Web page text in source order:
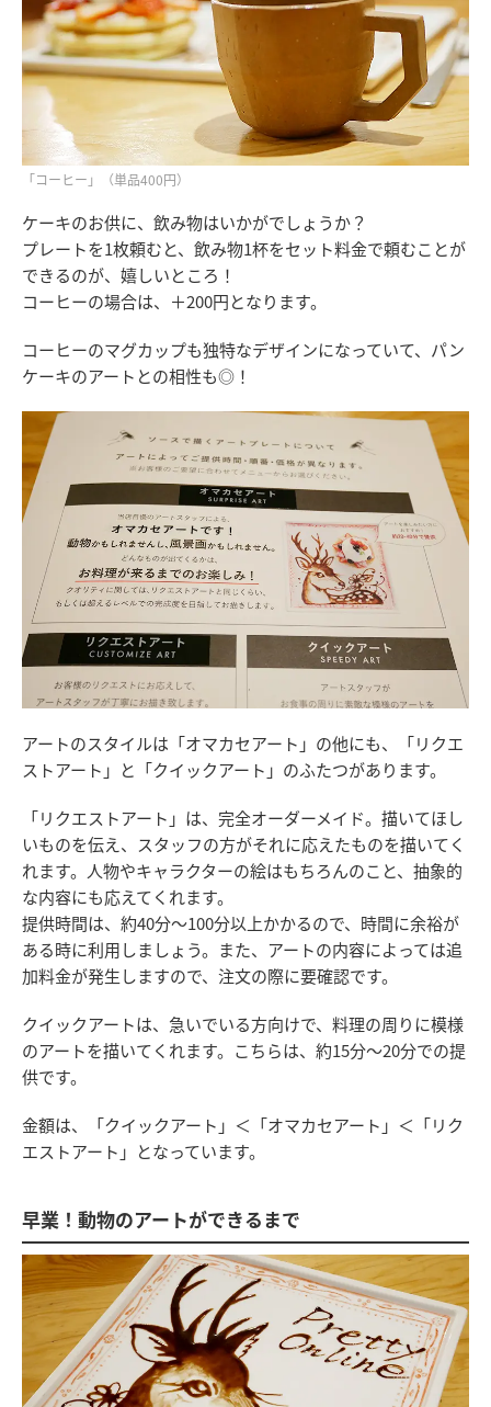
「コーヒー」（単品400円）
ケーキのお供に、飲み物はいかがでしょうか？
プレートを1枚頼むと、飲み物1杯をセット料金で頼むことが
できるのが、嬉しいところ！
コーヒーの場合は、＋200円となります。
コーヒーのマグカップも独特なデザインになっていて、パン
ケーキのアートとの相性も◎！
アートのスタイルは「オマカセアート」の他にも、「リクエ
ストアート」と「クイックアート」のふたつがあります。
「リクエストアート」は、完全オーダーメイド。描いてほし
いものを伝え、スタッフの方がそれに応えたものを描いてく
れます。人物やキャラクターの絵はもちろんのこと、抽象的
な内容にも応えてくれます。
提供時間は、約40分～100分以上かかるので、時間に余裕が
ある時に利用しましょう。また、アートの内容によっては追
加料金が発生しますので、注文の際に要確認です。
クイックアートは、急いでいる方向けで、料理の周りに模様
のアートを描いてくれます。こちらは、約15分～20分での提
供です。
金額は、「クイックアート」＜「オマカセアート」＜「リク
エストアート」となっています。
早業！動物のアートができるまで